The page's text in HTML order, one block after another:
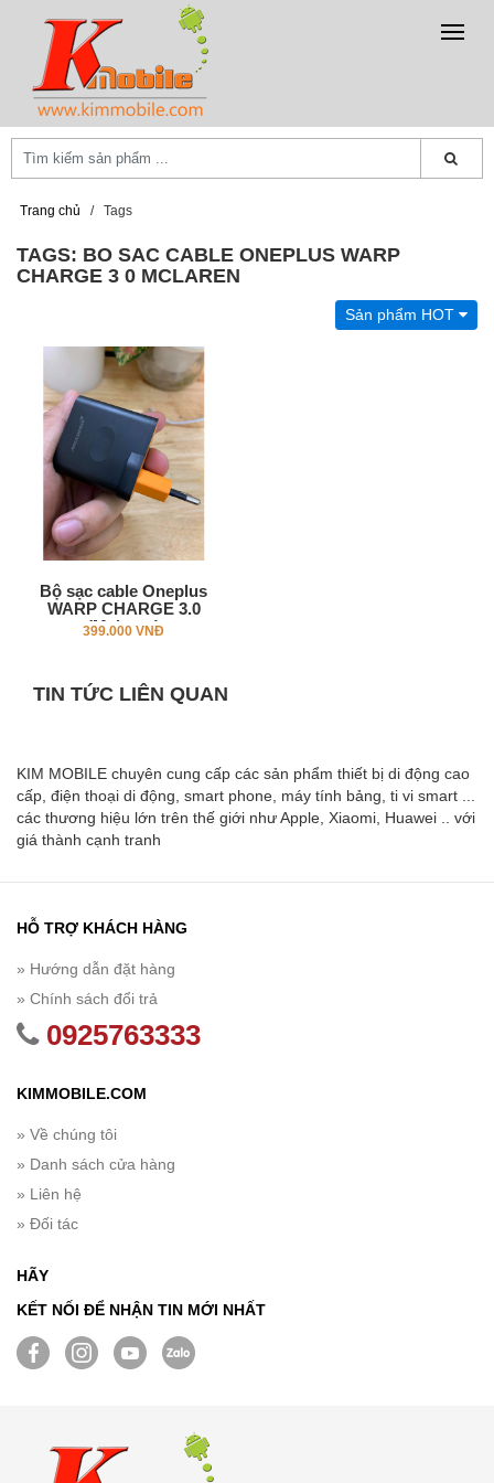
Trang chủ / Tags
TAGS: BO SAC CABLE ONEPLUS WARP
CHARGE 3 0 MCLAREN
Sản phẩm HOT
Bộ sạc cable Oneplus
WARP CHARGE 3.0
(Mclaren)
399.000 VNĐ
TIN TỨC LIÊN QUAN
KIM MOBILE chuyên cung cấp các sản phẩm thiết bị di động cao
cấp, điện thoại di động, smart phone, máy tính bảng, ti vi smart ...
các thương hiệu lớn trên thế giới như Apple, Xiaomi, Huawei .. với
giá thành cạnh tranh
HỖ TRỢ KHÁCH HÀNG
» Hướng dẫn đặt hàng
» Chính sách đổi trả
0925763333
KIMMOBILE.COM
» Về chúng tôi
» Danh sách cửa hàng
» Liên hệ
» Đối tác
HÃY
KẾT NỐI ĐỂ NHẬN TIN MỚI NHẤT